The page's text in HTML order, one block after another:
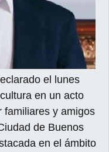
el lunes
en un acto
familiares y amigos
de Buenos
en el ámbito